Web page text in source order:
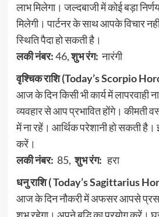
लाभ मिलेगा। जल्दबाजी में कोई बड़ा
मिलेगी। पार्टनर के साथ आपके विचार
स्थिति पैदा हो सकती है।
लकी नंबर:46,शुभ रंग: नारंगी
वृश्चिक राशि (Today’s Scorpio
आज के दिन किसी भी कार्य में लापरवाही
व्यवहार से आप प्रभावित होंगे। कीमती
में ना रहें। आर्थिक परेशानी हो सकती
करें।
लकी नंबर: 85, शुभ रंग: हरा
धनु राशि ( Today’s Sagittarius
आज के दिन नौकरी में अफसर आपसे